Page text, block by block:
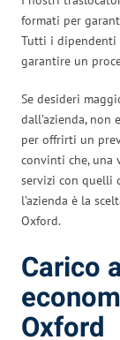
formati per
Tutti i dipendenti
garantire un
Se desideri
dall’azienda, non
per offrirti un
convinti che, una
servizi con quelli
l’azienda è la
Oxford.
Carico
Oxford